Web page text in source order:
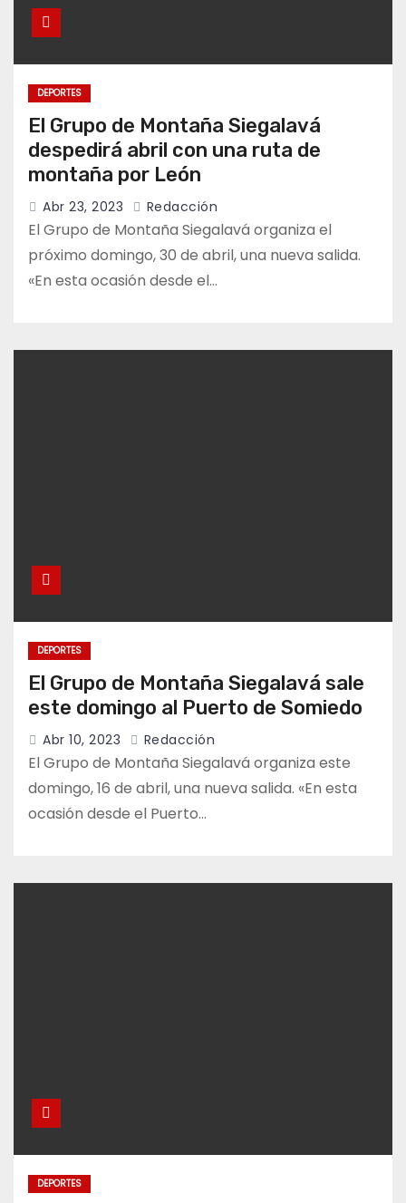
DEPORTES
El Grupo de Montaña Siegalavá
despedirá abril con una ruta de
montaña por León
Abr 23, 2023 Redacción
El Grupo de Montaña Siegalavá organiza el
próximo domingo, 30 de abril, una nueva salida.
«En esta ocasión desde el…
DEPORTES
El Grupo de Montaña Siegalavá sale
este domingo al Puerto de Somiedo
Abr 10, 2023 Redacción
El Grupo de Montaña Siegalavá organiza este
domingo, 16 de abril, una nueva salida. «En esta
ocasión desde el Puerto…
DEPORTES